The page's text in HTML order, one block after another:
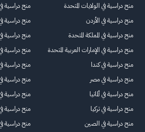
منح دراسية في الولايات المتحدة
منح دراسية في الأردن
منح دراسية في المملكة المتحدة
منح دراسية في الإمارات العربية المتحدة
منح دراسية في كندا
منح دراسية في مصر
منح دراسية في ألمانيا
منح دراسية في تركيا
منح دراسية في الصين
منح دراسية
منح دراسية
منح دراسية
منح دراسية
منح دراسية
منح دراسية
منح دراسية
منح دراسية
منح دراسية في